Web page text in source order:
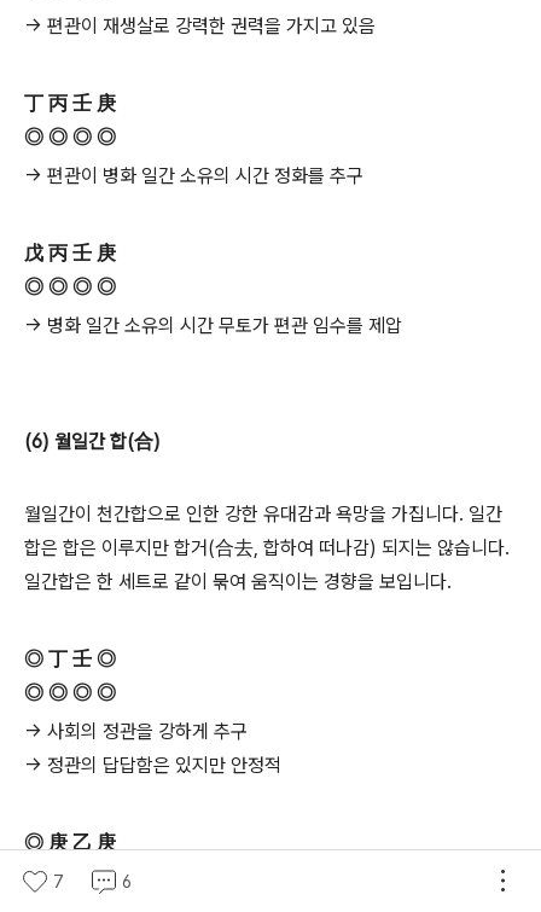
→ 편관이 재생살로 강력한 권력을 가지고 있음
丁 丙 壬 庚
◎ ◎ ◎ ◎
→ 편관이 병화 일간 소유의 시간 정화를 추구
戊 丙 壬 庚
◎ ◎ ◎ ◎
→ 병화 일간 소유의 시간 무토가 편관 임수를 제압
(6) 월일간 합(合)
월일간이 천간합으로 인한 강한 유대감과 욕망을 가집니다. 일간
합은 합은 이루지만 합거(合去, 합하여 떠나감) 되지는 않습니다.
일간합은 한 세트로 같이 묶여 움직이는 경향을 보입니다.
◎ 丁 壬 ◎
◎ ◎ ◎ ◎
→ 사회의 정관을 강하게 추구
→ 정관의 답답함은 있지만 안정적
◎ 庚 乙 庚
◎ ◎ ◎ ◎
7 6